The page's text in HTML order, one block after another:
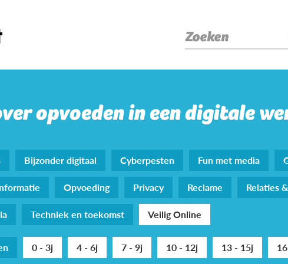
Zoeken
opvoeden in een digitale
Bijzonder digitaal Cyberpesten Fun met media
Opvoeding Privacy Reclame Relaties
Techniek en toekomst Veilig Online
0 - 3j 4 - 6j 7 - 9j 10 - 12j 13 - 15j